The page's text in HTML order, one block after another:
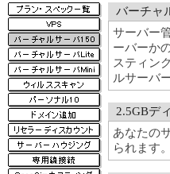
バーチャ
サーバー
ーバーか
スティン
ルサーバ
2.5GBデ
あなたの